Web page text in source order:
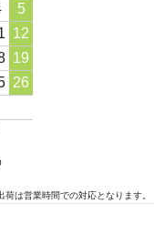
5
12
19
26
は営業時間での対応となります。